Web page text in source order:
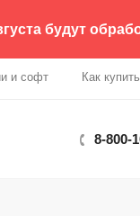
будут
и софт Как купить
8-800-